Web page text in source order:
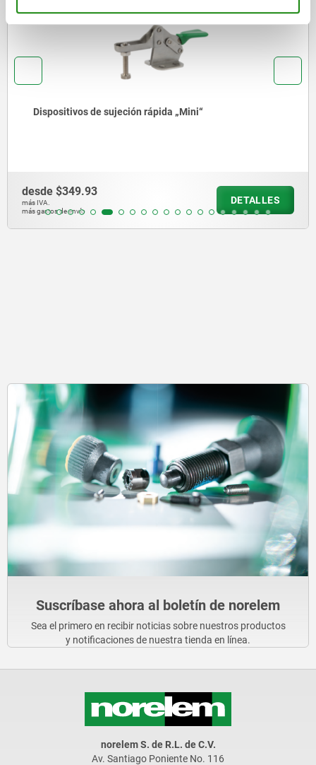
Dispositivos de sujeción rápida „Mini“
desde $349.93
más IVA.
más gastos de envío
DETALLES
Suscríbase ahora al boletín de norelem
Sea el primero en recibir noticias sobre nuestros productos
y notificaciones de nuestra tienda en línea.
norelem S. de R.L. de C.V.
Av. Santiago Poniente No. 116